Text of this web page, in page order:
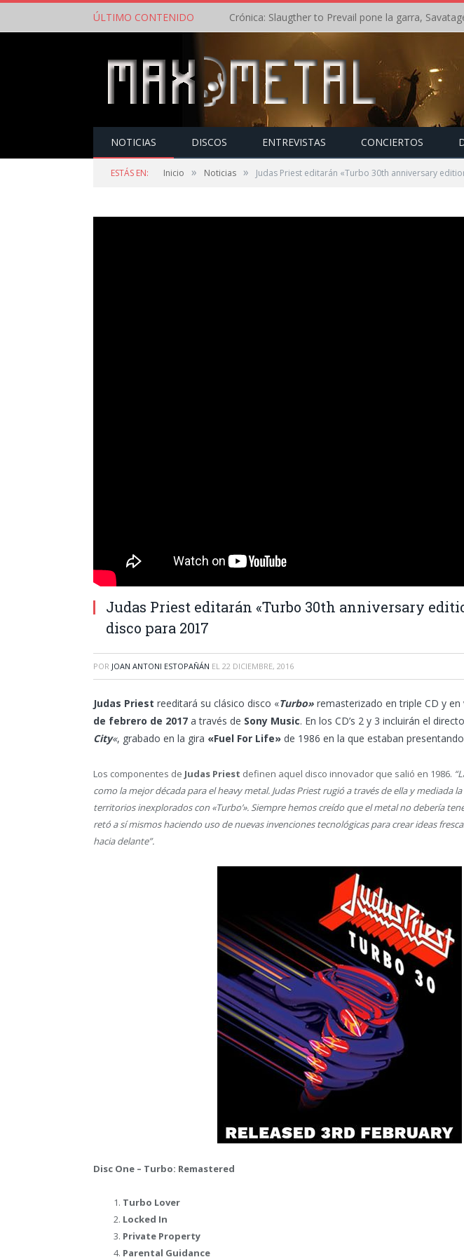
ÚLTIMO CONTENIDO
NOTICIAS DISCOS ENTREVISTAS CONCIERTOS
ESTÁS EN: Inicio » Noticias » Judas Priest editarán «Turbo 30th anniversary
Judas Priest editarán «Turbo 30th anniversary
disco para 2017
POR JOAN ANTONI ESTOPAÑÁN EL 22 DICIEMBRE, 2016
Judas Priest reeditará su clásico disco «Turbo» remasterizado en triple CD y
de febrero de 2017 a través de Sony Music. En los CD’s 2 y 3 incluirán el
City«, grabado en la gira «Fuel For Life» de 1986 en la que estaban presentando
Los componentes de Judas Priest definen aquel disco innovador que salió en 1986.
como la mejor década para el heavy metal. Judas Priest rugió a través de ella y mediada
territorios inexplorados con «Turbo’». Siempre hemos creído que el metal no debería
retó a sí mismos haciendo uso de nuevas invenciones tecnológicas para crear ideas
hacia delante”.
Disc One – Turbo: Remastered
Turbo Lover
Locked In
Private Property
Parental Guidance